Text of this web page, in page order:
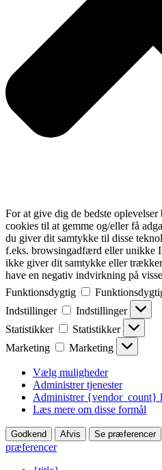
For at give dig de bedste
cookies til at gemme og/eller få
du giver dit samtykke til disse
f.eks. browsingadfærd eller unikke
ikke giver dit samtykke eller
have en negativ indvirkning på
Funktionsdygtig
Indstillinger
Indstillinger
Statistikker
Statistikker
Marketing
Marketing
Vælg muligheder
Administrer tjenester
Administrer {vendor_count}
Læs mere om disse formål
Godkend Afvis Se præferencer
præferencer